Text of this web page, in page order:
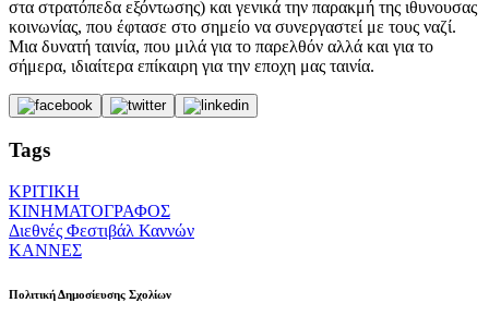
στα στρατόπεδα εξόντωσης) και γενικά την παρακμή της ιθυνουσας
κοινωνίας, που έφτασε στο σημείο να συνεργαστεί με τους ναζί.
Μια δυνατή ταινία, που μιλά για το παρελθόν αλλά και για το
σήμερα, ιδιαίτερα επίκαιρη για την εποχη μας ταινία.
Tags
ΚΡΙΤΙΚΗ
ΚΙΝΗΜΑΤΟΓΡΑΦΟΣ
Διεθνές Φεστιβάλ Καννών
ΚΑΝΝΕΣ
Πολιτική Δημοσίευσης Σχολίων